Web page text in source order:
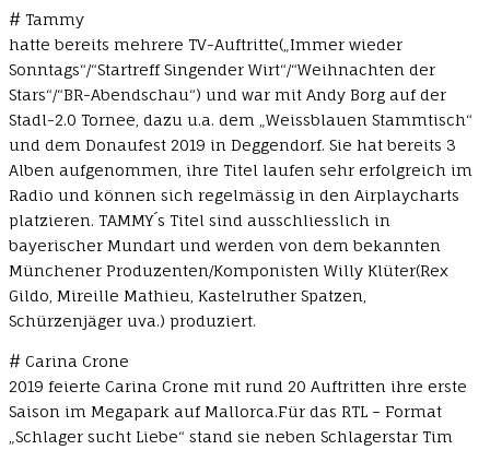
# Tammy
hatte bereits mehrere TV-Auftritte(„Immer wieder
Sonntags“/“Startreff Singender Wirt“/“Weihnachten der
Stars“/“BR-Abendschau“) und war mit Andy Borg auf der
Stadl-2.0 Tornee, dazu u.a. dem „Weissblauen Stammtisch“
und dem Donaufest 2019 in Deggendorf. Sie hat bereits 3
Alben aufgenommen, ihre Titel laufen sehr erfolgreich im
Radio und können sich regelmässig in den Airplaycharts
platzieren. TAMMY´s Titel sind ausschliesslich in
bayerischer Mundart und werden von dem bekannten
Münchener Produzenten/Komponisten Willy Klüter(Rex
Gildo, Mireille Mathieu, Kastelruther Spatzen,
Schürzenjäger uva.) produziert.
# Carina Crone
2019 feierte Carina Crone mit rund 20 Auftritten ihre erste
Saison im Megapark auf Mallorca.Für das RTL – Format
„Schlager sucht Liebe“ stand sie neben Schlagerstar Tim